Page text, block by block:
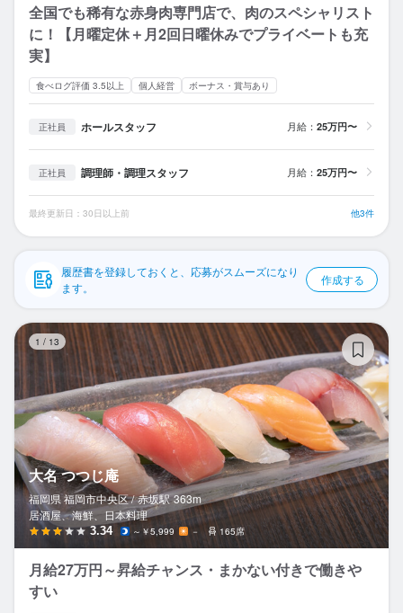
スカウト・メルマガ受信設定
ヘルプ・お問い合わせフォーム
掲載をご検討の店舗様へ
食べログ求人PRESS
利用規約
全国でも稀有な赤身肉専門店で、肉のスペシャリスト
に！【月曜定休＋月2回日曜休みでプライベートも充
実】
食べログ評価 3.5以上 個人経営 ボーナス・賞与あり
正社員 ホールスタッフ 月給： 25万円〜
正社員 調理師・調理スタッフ 月給： 25万円〜
最終更新日：30日以上前 他3件
履歴書を登録しておくと、応募がスムーズになり
ます。
作成する
1 / 13
大名 つつじ庵
福岡県 福岡市中央区 / 赤坂駅 363m
居酒屋、海鮮、日本料理
3.34 ～￥5,999 － 165席
月給27万円～昇給チャンス・まかない付きで働きや
すい